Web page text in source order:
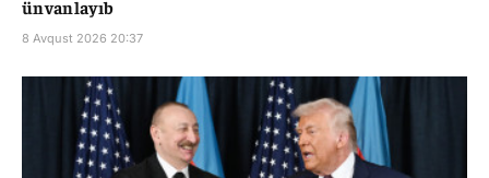
ünvanlayıb
8 Avqust 2026 20:37